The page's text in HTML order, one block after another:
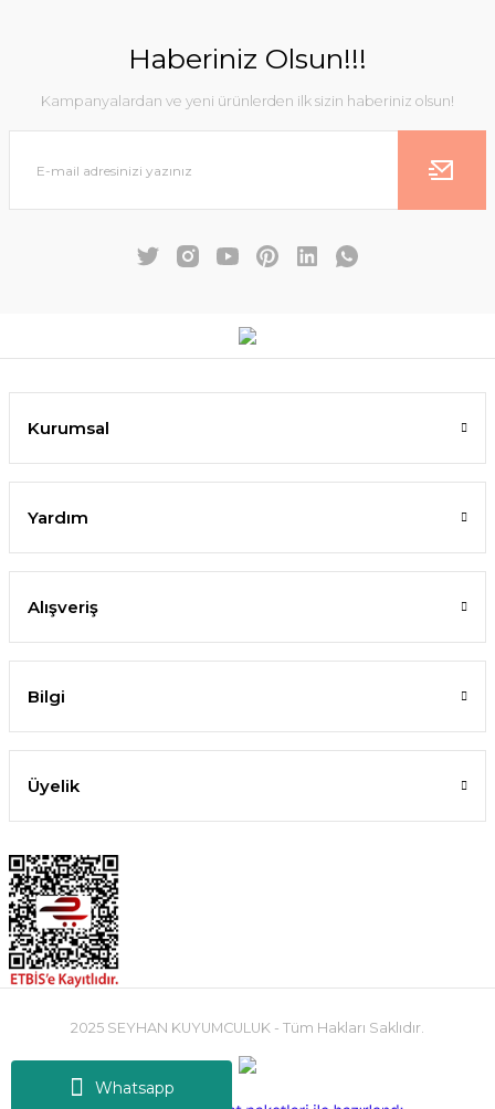
Whatsapp
Haberiniz Olsun!!!
Kampanyalardan ve yeni ürünlerden ilk sizin haberiniz olsun!
Kurumsal
Yardım
Alışveriş
Bilgi
Üyelik
2025 SEYHAN KUYUMCULUK - Tüm Hakları Saklıdır.